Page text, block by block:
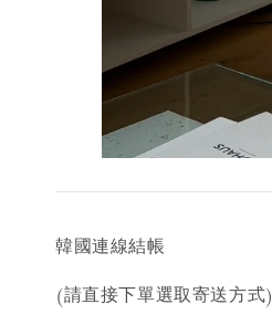
韓國連線結帳
(請直接下單選取寄送方式)